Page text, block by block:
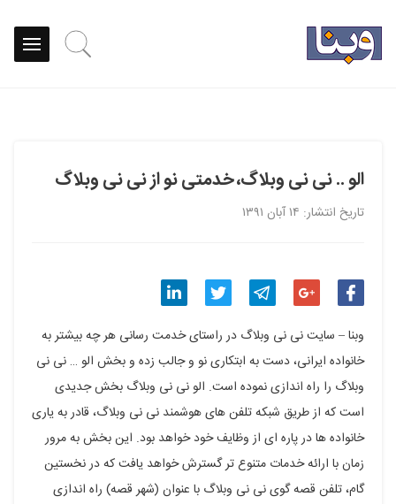
الو .. نی نی وبلاگ، خدمتی نو از نی نی وبلاگ
تاریخ انتشار: ۱۴ آبان ۱۳۹۱
گذاری
در
فیسبوک
گذاری
در
گوگل
پلاس
اشتراک
گذاری
در
تلگرام
گذاری
در
توییتر
گذاری
در
لینکدین
وبنا – سایت نی نی وبلاگ در راستای خدمت رسانی هر چه بیشتر به
خانواده ایرانی، دست به ابتکاری نو و جالب زده و بخش الو … نی نی
وبلاگ را راه اندازی نموده است. الو نی نی وبلاگ بخش جدیدی
است که از طریق شبکه تلفن های هوشمند نی نی وبلاگ، قادر به یاری
خانواده ها در پاره ای از وظایف خود خواهد بود. این بخش به مرور
زمان با ارائه خدمات متنوع تر گسترش خواهد یافت که در نخستین
گام، تلفن قصه گوی نی نی وبلاگ با عنوان (شهر قصه) راه اندازی